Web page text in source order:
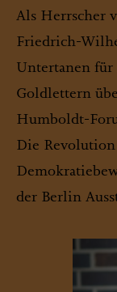
Als Herrscher
Friedrich-
Untertanen für
Goldlettern
Humboldt-
Die
der Berlin